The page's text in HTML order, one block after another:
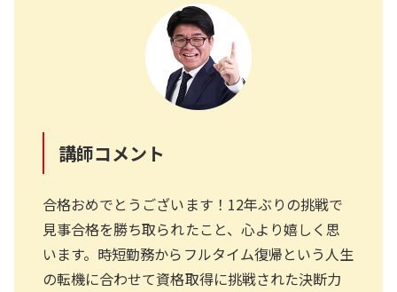
講師コメント
合格おめでとうございます！12年ぶりの挑戦で
見事合格を勝ち取られたこと、心より嬉しく思
います。時短勤務からフルタイム復帰という人生
の転機に合わせて資格取得に挑戦された決断力